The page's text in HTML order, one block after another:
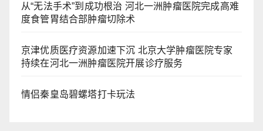
从“无法手术”到成功根治 河北一洲肿瘤医院完成高难
度食管胃结合部肿瘤切除术
京津优质医疗资源加速下沉 北京大学肿瘤医院专家
持续在河北一洲肿瘤医院开展诊疗服务
情侣秦皇岛碧螺塔打卡玩法